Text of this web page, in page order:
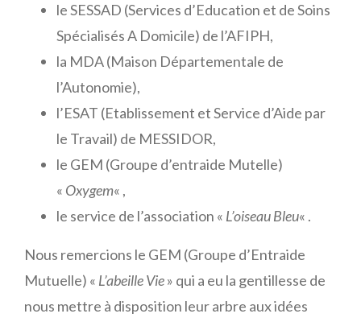
le SESSAD (Services d’Education et de Soins
Spécialisés A Domicile) de l’AFIPH,
la MDA (Maison Départementale de
l’Autonomie),
l’ESAT (Etablissement et Service d’Aide par
le Travail) de MESSIDOR,
le GEM (Groupe d’entraide Mutelle)
« Oxygem« ,
le service de l’association « L’oiseau Bleu« .
Nous remercions le GEM (Groupe d’Entraide
Mutuelle) « L’abeille Vie» qui a eu la gentillesse de
nous mettre à disposition leur arbre aux idées